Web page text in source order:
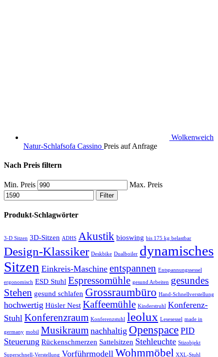
Wolkenweich
Natur-Schlafsofa Cassino Preis auf Anfrage
Nach Preis filtern
Min. Preis Max. Preis
Filter
Produkt-Schlagwörter
3-D Sitzen 3D-Sitzen ADHS Akustik bioswing bis 175 kg belastbar
Design-Klassiker Deskbike Dualboiler dynamisches
Sitzen Einkreis-Maschine entspannen Entspannungssessel
ergonomisch ESD Stuhl Espressomühle gesund Arbeiten gesundes
Stehen gesund schlafen Grossraumbüro Hand-Schnellverstellung
hochwertig Hüsler Nest Kaffeemühle Kinderstruhl Konferenz-
Stuhl Konferenzraum Konferenzstuhl leolux Lesesessel made in
germany mobil Musikraum nachhaltig Openspace PID
Steuerung Rückenschmerzen Sattelsitzen Stehleuchte Stizobjekt
Superschnell-Verstellung Vorführmodell Wohmmöbel XXL-Stuhl